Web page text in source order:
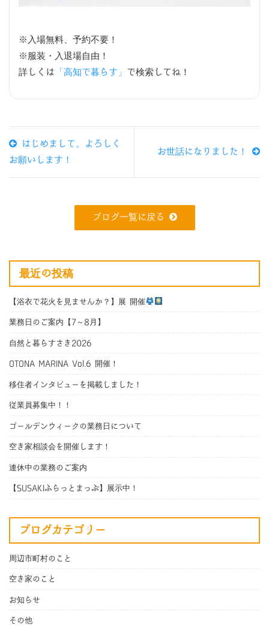
※入場無料、予約不要！
※服装・入退場自由！
詳しくは 「高知で暮らす」 で検索してね！
はじめまして。よろしく
お願いします！
お世話になりました！
ブログ一覧に戻る
最近の投稿
【浴衣で花火を見ませんか？】展 開催
業務日のご案内【7～8月】
自然と暮らすさき2026
OTONA MARINA Vol.6 開催！
移住者インタビューを掲載しました！
従業員募集中！！
ゴールデンウィークの業務日について
空き家相談会を開催します！
連休中の業務のご案内
【SUSAKIふらっとまっぷ】展示中！
ブログカテゴリー
周辺市町村のこと
空き家のこと
お知らせ
その他